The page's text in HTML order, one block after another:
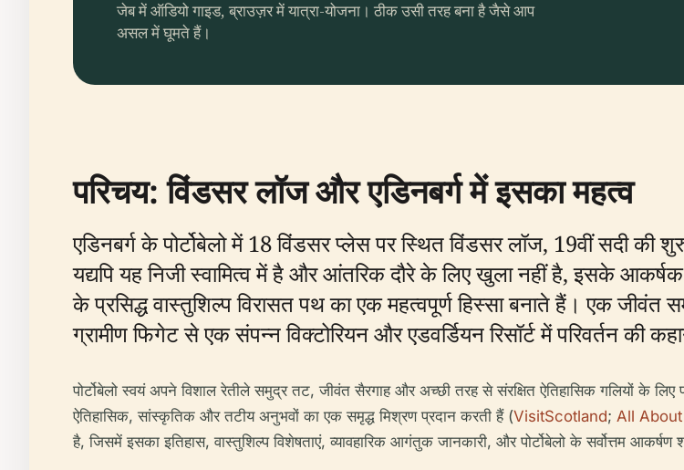
जेब में ऑडियो गाइड, ब्राउज़र में यात्रा-योजना। ठीक उसी तरह बना है जैसे आप
असल में घूमते हैं।
परिचय: विंडसर लॉज और एडिनबर्ग में इसका महत्व
एडिनबर्ग के पोर्टोबेलो में 18 विंडसर प्लेस पर स्थित विंडसर लॉज, 19वीं सदी
यद्यपि यह निजी स्वामित्व में है और आंतरिक दौरे के लिए खुला नहीं है, इसके
के प्रसिद्ध वास्तुशिल्प विरासत पथ का एक महत्वपूर्ण हिस्सा बनाते हैं। एक
ग्रामीण फिगेट से एक संपन्न विक्टोरियन और एडवर्डियन रिसॉर्ट में परिवर्तन की
पोर्टोबेलो स्वयं अपने विशाल रेतीले समुद्र तट, जीवंत सैरगाह और अच्छी तरह से संरक्षित ऐतिहासिक गलियों के
ऐतिहासिक, सांस्कृतिक और तटीय अनुभवों का एक समृद्ध मिश्रण प्रदान करती हैं (VisitScotland; All
है, जिसमें इसका इतिहास, वास्तुशिल्प विशेषताएं, व्यावहारिक आगंतुक जानकारी, और पोर्टोबेलो के सर्वोत्तम आकर्षण